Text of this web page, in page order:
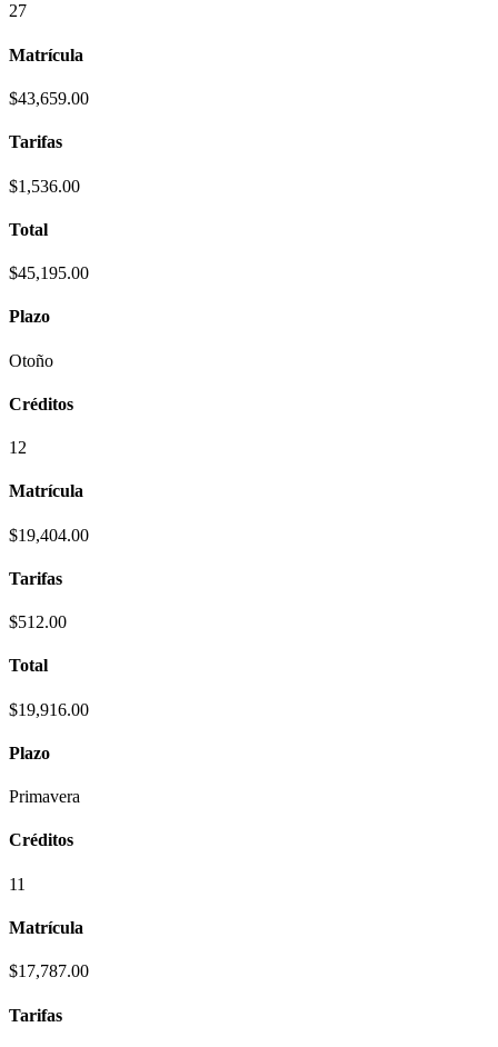
27
Matrícula
$43,659.00
Tarifas
$1,536.00
Total
$45,195.00
Plazo
Otoño
Créditos
12
Matrícula
$19,404.00
Tarifas
$512.00
Total
$19,916.00
Plazo
Primavera
Créditos
11
Matrícula
$17,787.00
Tarifas